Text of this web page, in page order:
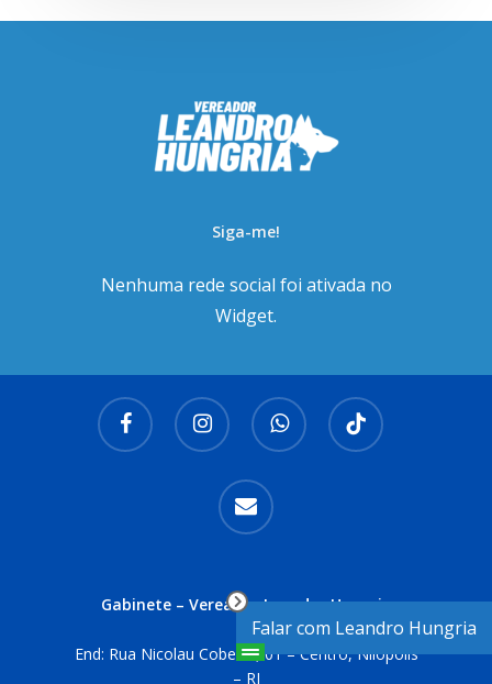
Siga-me!
Nenhuma rede social foi ativada no
Widget.
facebook instagram whatsapp tiktok
email
Gabinete – Vereador Leandro Hungria
End: Rua Nicolau Cobelas, 01 – Centro, Nilópolis
– RJ
Falar com Leandro Hungria